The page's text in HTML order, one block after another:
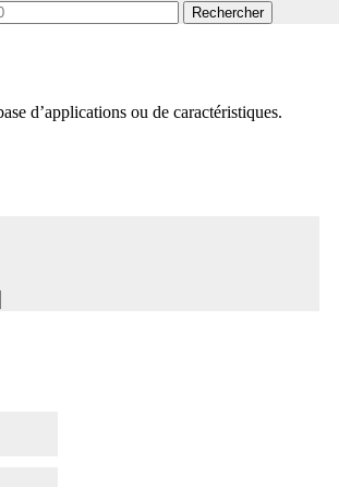
Rechercher
d’applications ou de caractéristiques.